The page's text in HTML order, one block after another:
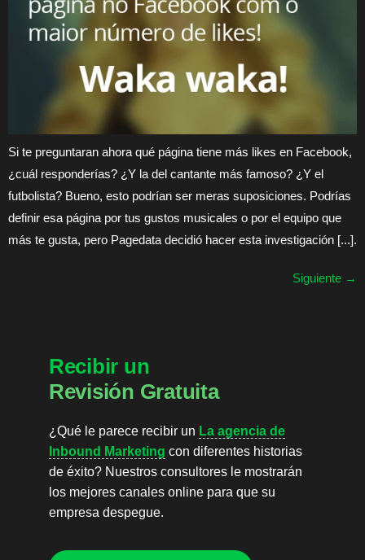
Si te preguntaran ahora qué página tiene más likes en Facebook,
¿cuál responderías? ¿Y la del cantante más famoso? ¿Y el
futbolista? Bueno, esto podrían ser meras suposiciones. Podrías
definir esa página por tus gustos musicales o por el equipo que
más te gusta, pero Pagedata decidió hacer esta investigación [...].
Siguiente →
Recibir un
Revisión Gratuita
¿Qué le parece recibir un La agencia de
Inbound Marketing con diferentes historias
de éxito? Nuestros consultores le mostrarán
los mejores canales online para que su
empresa despegue.